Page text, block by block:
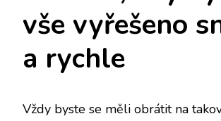
vše vyřešeno
a rychle
Vždy byste se měli obrátit na